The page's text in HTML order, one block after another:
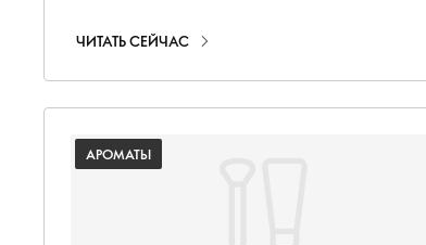
словарь ароматов.
за кулисы создания ароматов. От секретных
Продолжайте листать, чтобы улучшить свои
знания о парфюмерии…
ЧИТАТЬ СЕЙЧАС
АРОМАТЫ